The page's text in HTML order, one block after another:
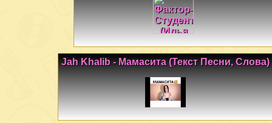
Jah Khalib - Мамасита (Текст Песни, Слова)